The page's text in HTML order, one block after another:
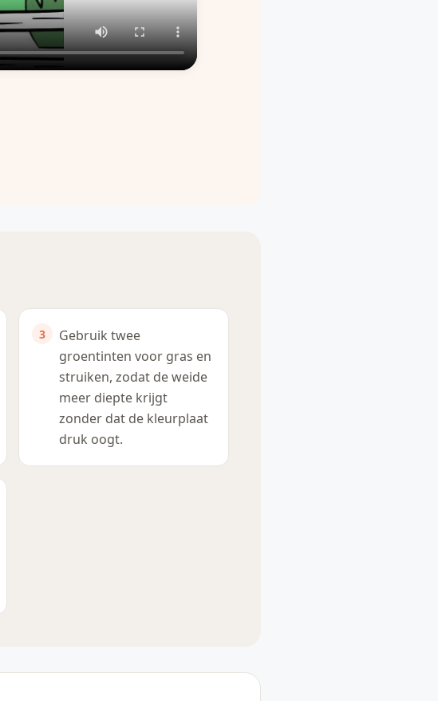
Gebruik twee
groentinten voor gras en
struiken, zodat de weide
meer diepte krijgt
zonder dat de kleurplaat
druk oogt.